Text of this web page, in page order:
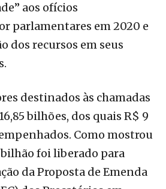
aos ofícios
parlamentares em 2020 e
dos recursos em seus
destinados às chamadas
bilhões, dos quais R$ 9
Como mostrou
bilhão foi liberado para
da Proposta de Emenda